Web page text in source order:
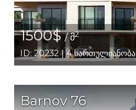
1500$/ მ2
ID: 20232 | 4 სართულიანობა
Barnov 76